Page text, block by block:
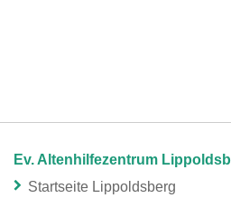
Ev. Altenhilfezentrum
Startseite Lippoldsberg